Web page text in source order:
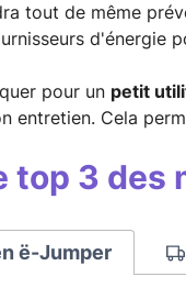
tout de même
d'énergie
pour un petit
entretien. Cela
top 3
ë-Jumper